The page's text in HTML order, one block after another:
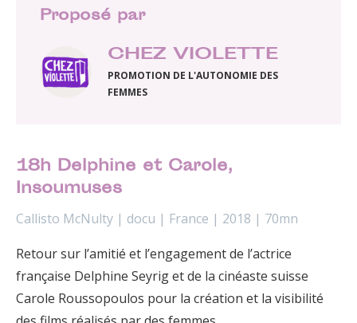
Proposé par
CHEZ VIOLETTE
PROMOTION DE L'AUTONOMIE DES
FEMMES
18h Delphine et Carole,
Insoumuses
Callisto McNulty | docu | France | 2018 | 70mn
Retour sur l’amitié et l’engagement de l’actrice
française Delphine Seyrig et de la cinéaste suisse
Carole Roussopoulos pour la création et la visibilité